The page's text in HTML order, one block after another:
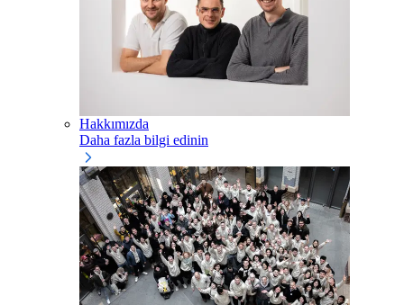
Hakkımızda
Daha fazla bilgi edinin